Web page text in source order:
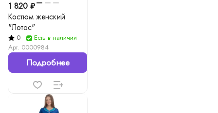
1 820 ₽
Костюм женский
"Лотос"
0
Есть в наличии
Арт. 0000984
Подробнее